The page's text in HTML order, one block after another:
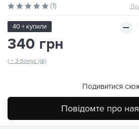
(1)
40 + купили
340 грн
( + 3 бонус (ів)
Подивитися
Повідомте про